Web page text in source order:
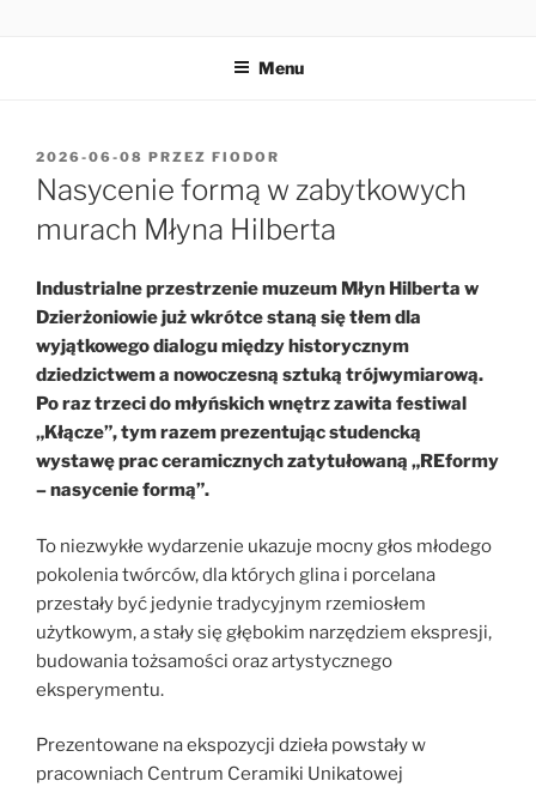
Menu
OPUBLIKOWANE
W
2026-06-08 PRZEZ FIODOR
Nasycenie formą w zabytkowych
murach Młyna Hilberta
Industrialne przestrzenie muzeum Młyn Hilberta w
Dzierżoniowie już wkrótce staną się tłem dla
wyjątkowego dialogu między historycznym
dziedzictwem a nowoczesną sztuką trójwymiarową.
Po raz trzeci do młyńskich wnętrz zawita festiwal
„Kłącze”, tym razem prezentując studencką
wystawę prac ceramicznych zatytułowaną „REformy
– nasycenie formą”.
To niezwykłe wydarzenie ukazuje mocny głos młodego
pokolenia twórców, dla których glina i porcelana
przestały być jedynie tradycyjnym rzemiosłem
użytkowym, a stały się głębokim narzędziem ekspresji,
budowania tożsamości oraz artystycznego
eksperymentu.
Prezentowane na ekspozycji dzieła powstały w
pracowniach Centrum Ceramiki Unikatowej